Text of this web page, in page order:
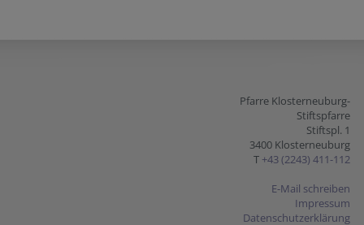
Pfarre Klosterneuburg-
Stiftspfarre
Stiftspl. 1
3400 Klosterneuburg
T +43 (2243) 411-112
E-Mail schreiben
Impressum
Datenschutzerklärung